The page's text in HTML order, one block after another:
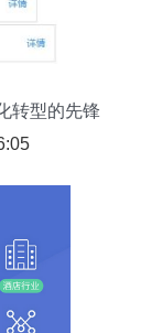
转型的先锋